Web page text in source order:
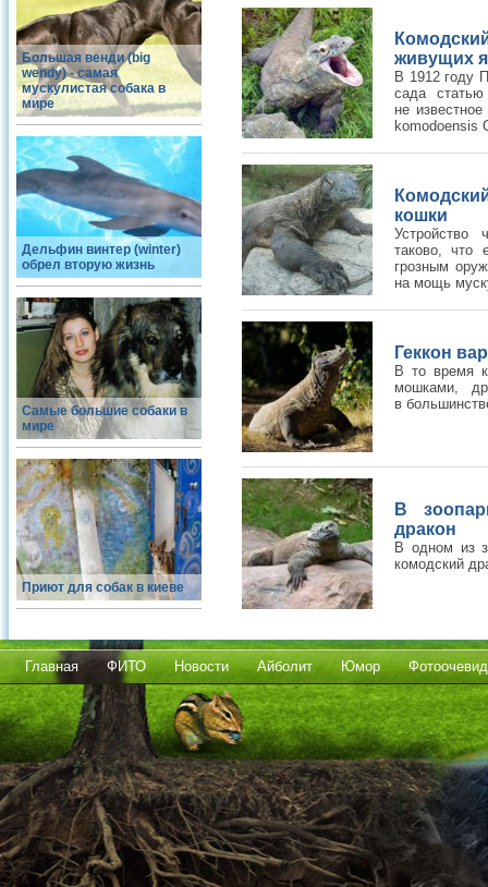
Большая венди (big
wendy) - самая
мускулистая собака в
мире
Дельфин винтер (winter)
обрел вторую жизнь
Самые большие собаки в
мире
Приют для собак в киеве
живущих
В 1912 году
сада
не
komodoensis
кошки
Устройство
таково, что
грозным
на мощь
Геккон
В то время
мошками,
в
В
дракон
В одном из
комодский
Главная ФИТО Новости Айболит Юмор